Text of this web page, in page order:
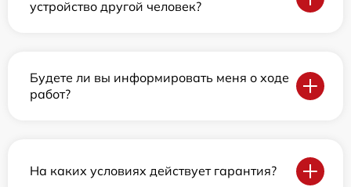
устройство другой человек?
Будете ли вы информировать меня о ходе
работ?
На каких условиях действует гарантия?